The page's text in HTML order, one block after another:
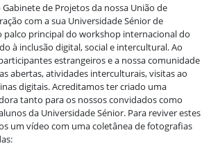
Gabinete de Projetos da nossa União de
com a sua Universidade Sénior de
palco principal do workshop internacional do
à inclusão digital, social e intercultural. Ao
estrangeiros e a nossa comunidade
abertas, atividades interculturais, visitas ao
digitais. Acreditamos ter criado uma
tanto para os nossos convidados como
da Universidade Sénior. Para reviver estes
um vídeo com uma coletânea de fotografias